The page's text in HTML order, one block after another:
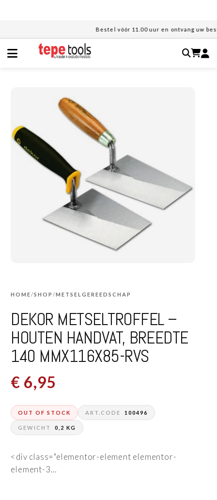
inhoud
Bestel vóór 11.00 uur en ontvang uw
HOME /SHOP /METSELGEREEDSCHAP
DEKOR METSELTROFFEL –
HOUTEN HANDVAT, BREEDTE
140 MMX116X85-RVS
€ 6,95
OUT OF STOCK ART.CODE 100496
GEWICHT 0,2 KG
<div class="elementor-element elementor-
element-3…